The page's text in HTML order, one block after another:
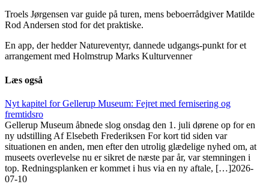
Troels Jørgensen var guide på turen, mens beboerrådgiver Matilde
Rod Andersen stod for det praktiske.
En app, der hedder Natureventyr, dannede udgangs-punkt for et
arrangement med Holmstrup Marks Kulturvenner
Læs også
Nyt kapitel for Gellerup Museum: Fejret med fernisering og
fremtidsro
Gellerup Museum åbnede slog onsdag den 1. juli dørene op for en
ny udstilling Af Elsebeth Frederiksen For kort tid siden var
situationen en anden, men efter den utrolig glædelige nyhed om, at
museets overlevelse nu er sikret de næste par år, var stemningen i
top. Redningsplanken er kommet i hus via en ny aftale, […]2026-
07-10